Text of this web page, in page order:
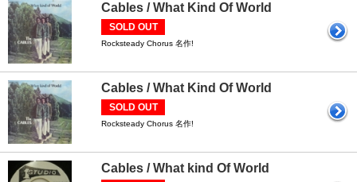
Cables / What Kind Of World
SOLD OUT
Rocksteady Chorus 名作!
Cables / What Kind Of World
SOLD OUT
Rocksteady Chorus 名作!
Cables / What kind Of World